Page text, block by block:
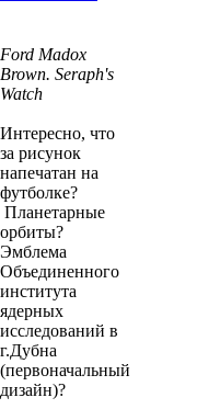
Ford Madox
Brown. Seraph's
Watch
Интересно, что
за рисунок
напечатан на
футболке?
Планетарные
орбиты?
Эмблема
Объединенного
института
ядерных
исследований в
г.Дубна
(первоначальный
дизайн)?